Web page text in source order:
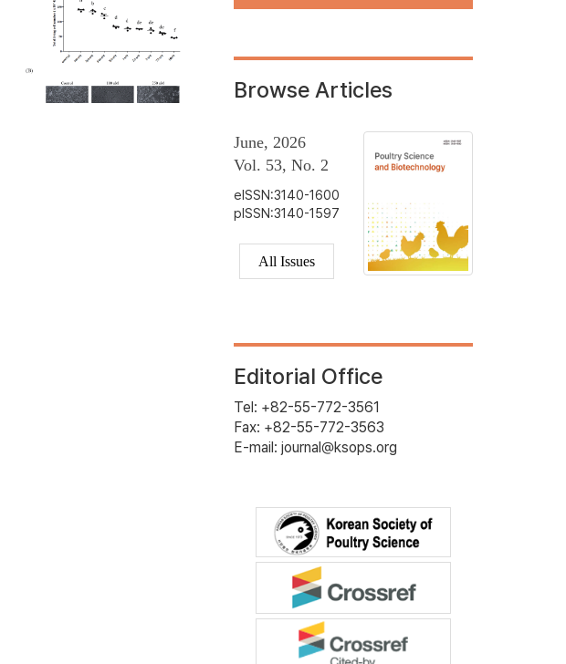
Browse Articles
June, 2026
Vol. 53, No. 2
eISSN:3140-1600
pISSN:3140-1597
All Issues
Editorial Office
Tel: +82-55-772-3561
Fax: +82-55-772-3563
E-mail: journal@ksops.org